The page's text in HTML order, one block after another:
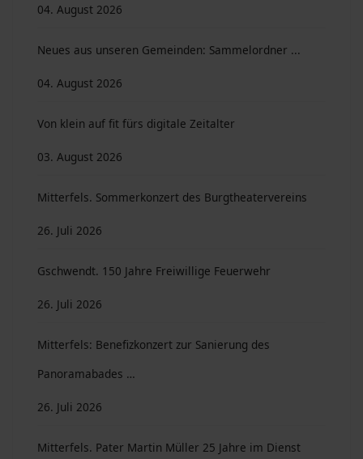
04. August 2026
Neues aus unseren Gemeinden: Sammelordner ...
04. August 2026
Von klein auf fit fürs digitale Zeitalter
03. August 2026
Mitterfels. Sommerkonzert des Burgtheatervereins
26. Juli 2026
Gschwendt. 150 Jahre Freiwillige Feuerwehr
26. Juli 2026
Mitterfels: Benefizkonzert zur Sanierung des
Panoramabades …
26. Juli 2026
Mitterfels. Pater Martin Müller 25 Jahre im Dienst